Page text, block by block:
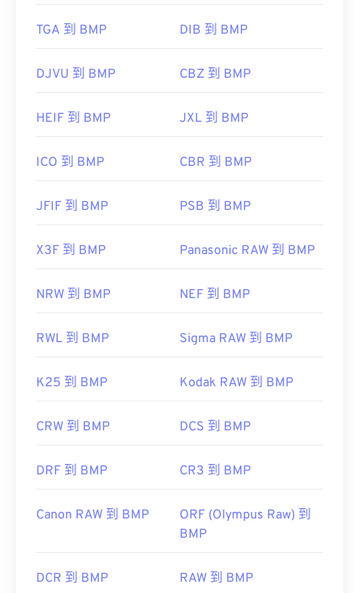
us/windows/win32/gdi/bitmaps
TGA 到 BMP DIB 到 BMP
DJVU 到 BMP CBZ 到 BMP
HEIF 到 BMP JXL 到 BMP
ICO 到 BMP CBR 到 BMP
JFIF 到 BMP PSB 到 BMP
X3F 到 BMP Panasonic RAW 到 BMP
NRW 到 BMP NEF 到 BMP
RWL 到 BMP Sigma RAW 到 BMP
K25 到 BMP Kodak RAW 到 BMP
CRW 到 BMP DCS 到 BMP
DRF 到 BMP CR3 到 BMP
Canon RAW 到 BMP
ORF (Olympus Raw) 到
BMP
DCR 到 BMP RAW 到 BMP